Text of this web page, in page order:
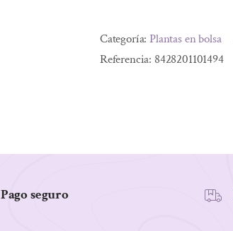
cantidad
Categoría:Plantas en bolsa
Referencia: 8428201101494
Pago seguro